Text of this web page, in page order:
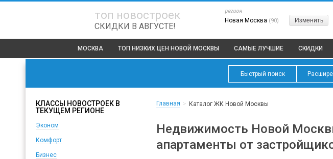
топ новостроек
СКИДКИ В АВГУСТЕ!
регион
Новая Москва (90) Изменить
МОСКВА ТОП НИЗКИХ ЦЕН НОВОЙ МОСКВЫ САМЫЕ ЛУЧШИЕ СКИДКИ
КЛАССЫ НОВОСТРОЕК В
ТЕКУЩЕМ РЕГИОНЕ
Эконом
Комфорт
Бизнес
Быстрый поиск
Главная > Каталог ЖК Новой Москвы
Недвижимость Новой
апартаменты от